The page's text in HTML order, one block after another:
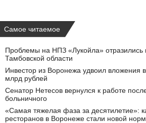
Самое читаемое
Проблемы на НПЗ «Лукойла» отразились
Тамбовской области
Инвестор из Воронежа удвоил вложения
млрд рублей
Сенатор Нетесов вернулся к работе
больничного
«Самая тяжелая фаза за десятилетие»:
ресторанов в Воронеже стали новой